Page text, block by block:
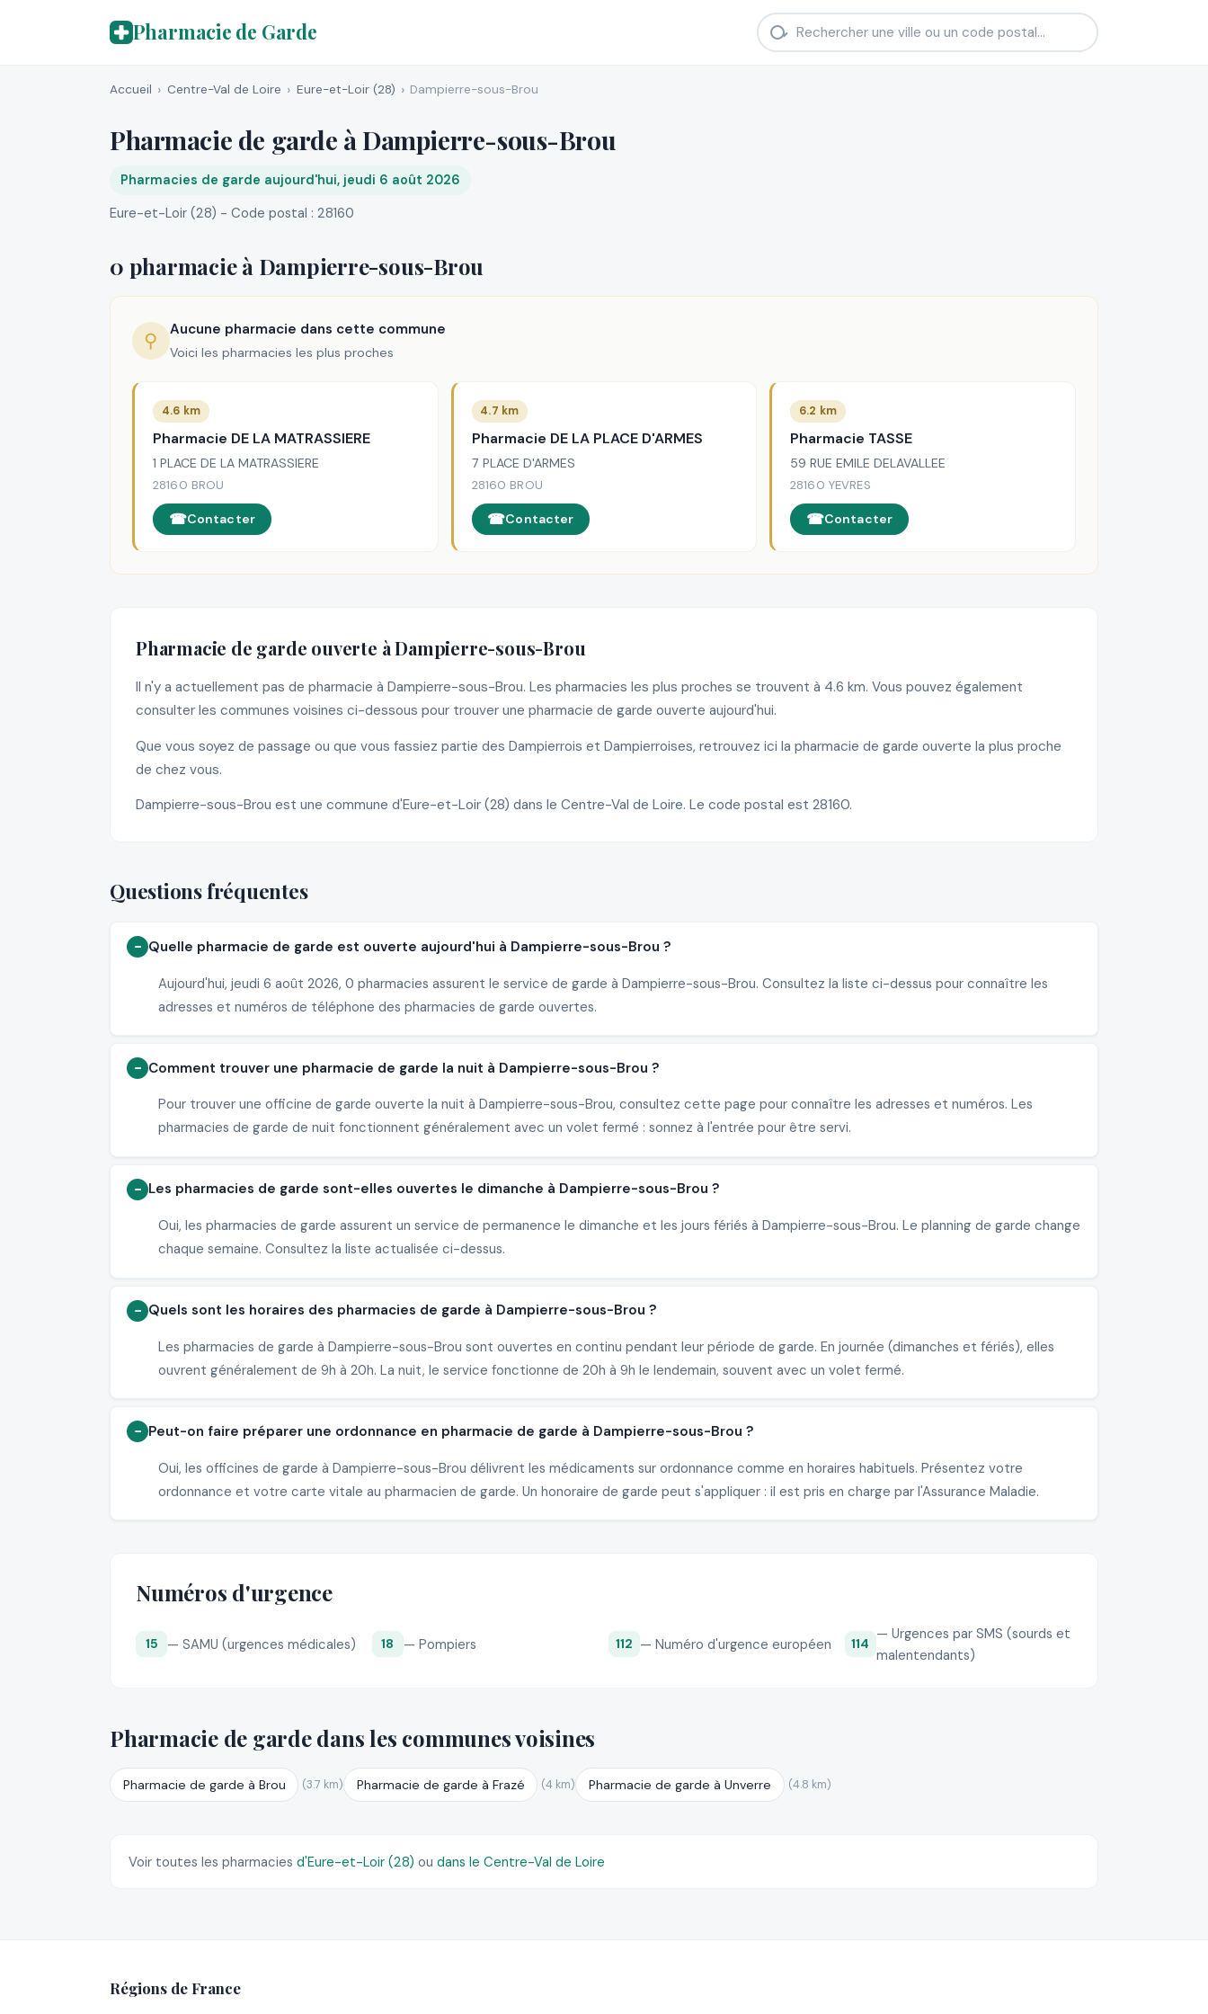
Pharmacie de Garde
Accueil Centre-Val de Loire Eure-et-Loir (28) Dampierre-sous-Brou
Pharmacie de garde à Dampierre-sous-Brou
Pharmacies de garde aujourd'hui, jeudi 6 août 2026
Eure-et-Loir (28) - Code postal : 28160
0 pharmacie à Dampierre-sous-Brou
⚲ Aucune pharmacie dans cette commune
Voici les pharmacies les plus proches
4.6 km
Pharmacie DE LA MATRASSIERE
1 PLACE DE LA MATRASSIERE
28160 BROU
Contacter
4.7 km
Pharmacie DE LA PLACE D'ARMES
7 PLACE D'ARMES
28160 BROU
Contacter
6.2 km
Pharmacie TASSE
59 RUE EMILE DELAVALLEE
28160 YEVRES
Contacter
Pharmacie de garde ouverte à Dampierre-sous-Brou
Il n'y a actuellement pas de pharmacie à Dampierre-sous-Brou. Les pharmacies les plus proches se trouvent à 4.6 km. Vous pouvez également
consulter les communes voisines ci-dessous pour trouver une pharmacie de garde ouverte aujourd'hui.
Que vous soyez de passage ou que vous fassiez partie des Dampierrois et Dampierroises, retrouvez ici la pharmacie de garde ouverte la plus proche
de chez vous.
Dampierre-sous-Brou est une commune d'Eure-et-Loir (28) dans le Centre-Val de Loire. Le code postal est 28160.
Questions fréquentes
Quelle pharmacie de garde est ouverte aujourd'hui à Dampierre-sous-Brou ?
Aujourd'hui, jeudi 6 août 2026, 0 pharmacies assurent le service de garde à Dampierre-sous-Brou. Consultez la liste ci-dessus pour connaître les
adresses et numéros de téléphone des pharmacies de garde ouvertes.
Comment trouver une pharmacie de garde la nuit à Dampierre-sous-Brou ?
Pour trouver une officine de garde ouverte la nuit à Dampierre-sous-Brou, consultez cette page pour connaître les adresses et numéros. Les
pharmacies de garde de nuit fonctionnent généralement avec un volet fermé : sonnez à l'entrée pour être servi.
Les pharmacies de garde sont-elles ouvertes le dimanche à Dampierre-sous-Brou ?
Oui, les pharmacies de garde assurent un service de permanence le dimanche et les jours fériés à Dampierre-sous-Brou. Le planning de garde change
chaque semaine. Consultez la liste actualisée ci-dessus.
Quels sont les horaires des pharmacies de garde à Dampierre-sous-Brou ?
Les pharmacies de garde à Dampierre-sous-Brou sont ouvertes en continu pendant leur période de garde. En journée (dimanches et fériés), elles
ouvrent généralement de 9h à 20h. La nuit, le service fonctionne de 20h à 9h le lendemain, souvent avec un volet fermé.
Peut-on faire préparer une ordonnance en pharmacie de garde à Dampierre-sous-Brou ?
Oui, les officines de garde à Dampierre-sous-Brou délivrent les médicaments sur ordonnance comme en horaires habituels. Présentez votre
ordonnance et votre carte vitale au pharmacien de garde. Un honoraire de garde peut s'appliquer : il est pris en charge par l'Assurance Maladie.
Numéros d'urgence
15 — SAMU (urgences médicales) 18 — Pompiers 112 — Numéro d'urgence européen 114
— Urgences par SMS (sourds et
malentendants)
Pharmacie de garde dans les communes voisines
Pharmacie de garde à Brou (3.7 km) Pharmacie de garde à Frazé (4 km) Pharmacie de garde à Unverre (4.8 km)
Voir toutes les pharmacies d'Eure-et-Loir (28) ou dans le Centre-Val de Loire
Régions de France